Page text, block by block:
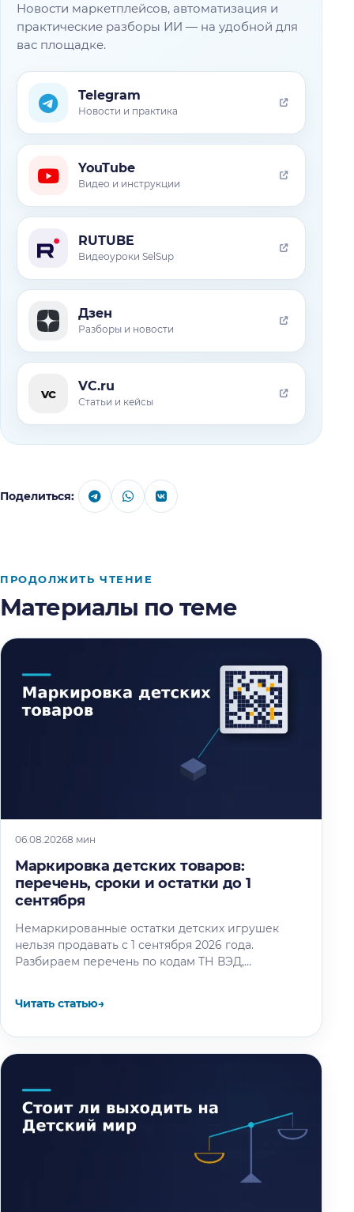
Новости маркетплейсов, автоматизация и
практические разборы ИИ — на удобной для
вас площадке.
Telegram
Новости и практика
YouTube
Видео и инструкции
RUTUBE
Видеоуроки SelSup
Дзен
Разборы и новости
vc VC.ru
Статьи и кейсы
Поделиться:
ПРОДОЛЖИТЬ ЧТЕНИЕ
Материалы по теме
06.08.20268 мин
Маркировка детских товаров:
перечень, сроки и остатки до 1
сентября
Немаркированные остатки детских игрушек
нельзя продавать с 1 сентября 2026 года.
Разбираем перечень по кодам ТН ВЭД,
Читать статью→